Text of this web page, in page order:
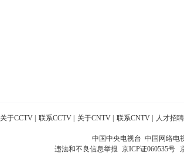
关于CCTV 联系CCTV 关于CNTV 联系CNTV 人才招聘
中国中央电视台 中国网络电
违法和不良信息举报 京ICP证060535号